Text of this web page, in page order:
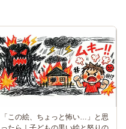
「この絵、ちょっと怖い…」と思